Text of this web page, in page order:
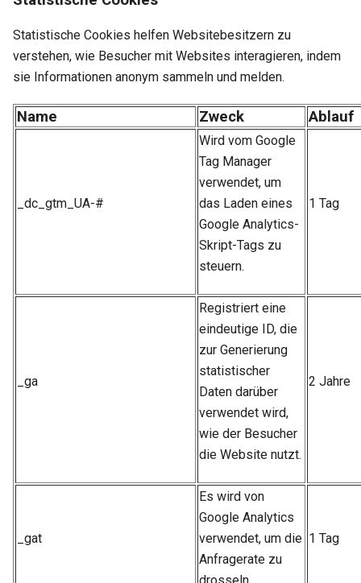
Statistische Cookies helfen Websitebesitzern zu
verstehen, wie Besucher mit Websites interagieren, indem
sie Informationen anonym sammeln und melden.
Name Zweck Ablauf
_dc_gtm_UA-#
Wird vom Google
Tag Manager
verwendet, um
das Laden eines
Google Analytics-
Skript-Tags zu
steuern.
1 Tag
_ga
Registriert eine
eindeutige ID, die
zur Generierung
statistischer
Daten darüber
verwendet wird,
wie der Besucher
die Website nutzt.
2 Jahre
_gat
Es wird von
Google Analytics
verwendet, um die
Anfragerate zu
1 Tag